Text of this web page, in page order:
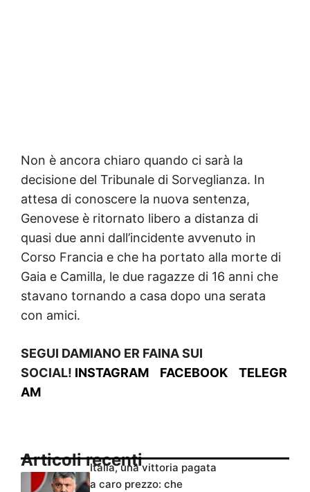
Non è ancora chiaro quando ci sarà la
decisione del Tribunale di Sorveglianza. In
attesa di conoscere la nuova sentenza,
Genovese è ritornato libero a distanza di
quasi due anni dall’incidente avvenuto in
Corso Francia e che ha portato alla morte di
Gaia e Camilla, le due ragazze di 16 anni che
stavano tornando a casa dopo una serata
con amici.
SEGUI DAMIANO ER FAINA SUI
SOCIAL! INSTAGRAM FACEBOOK
TELEGR
AM
Articoli recentiItalia, una vittoria pagata
a caro prezzo: che